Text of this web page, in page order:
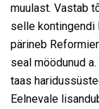
muulast. Vastab
selle kontingendi
pärineb
seal möödunud
taas
Eelnevale